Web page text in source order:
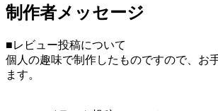
制作者メッセージ
■レビュー投稿について
個人の趣味で制作したものですので、お
ます。